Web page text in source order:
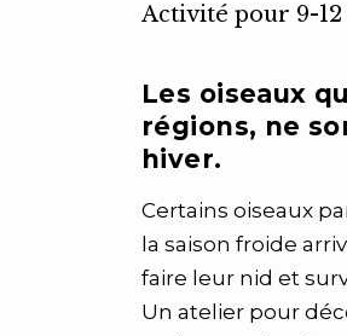
Activité pour 9-12
Les oiseaux
régions, ne
hiver.
Certains oiseaux
la saison froide
faire leur nid et
Un atelier pour